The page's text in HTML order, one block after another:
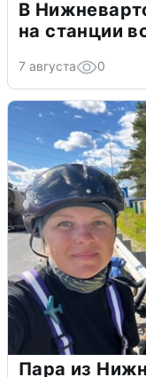
В
на станции
7 августа 0
Пара из